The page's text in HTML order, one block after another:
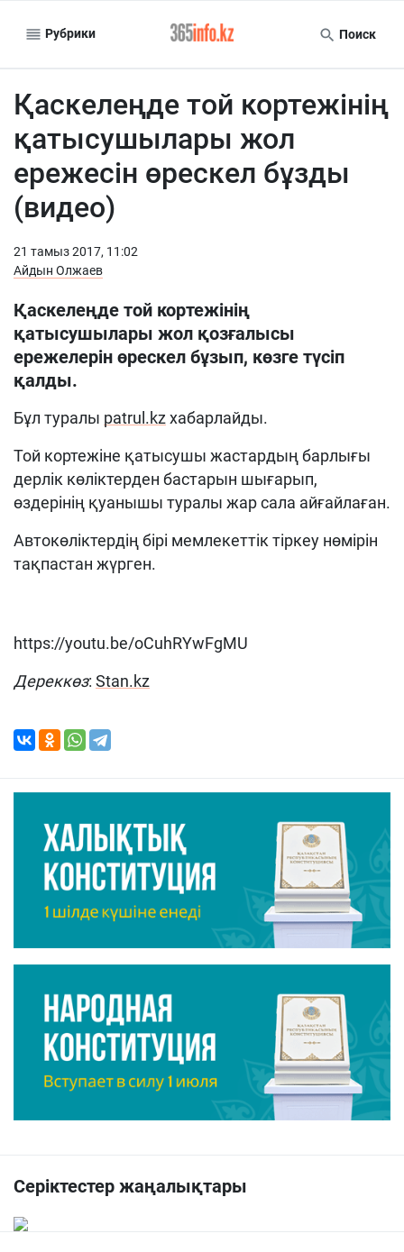
Рубрики Поиск
Қаскелеңде той кортежінің
қатысушылары жол
ережесін өрескел бұзды
(видео)
21 тамыз 2017, 11:02
Айдын Олжаев
Қаскелеңде той кортежінің
қатысушылары жол қозғалысы
ережелерін өрескел бұзып, көзге түсіп
қалды.
Бұл туралы patrul.kzхабарлайды.
Той кортежіне қатысушы жастардың барлығы
дерлік көліктерден бастарын шығарып,
өздерінің қуанышы туралы жар сала айғайлаған.
Автокөліктердің бірі мемлекеттік тіркеу нөмірін
тақпастан жүрген.
https://youtu.be/oCuhRYwFgMU
Дереккөз: Stan.kz
Серіктестер жаңалықтары